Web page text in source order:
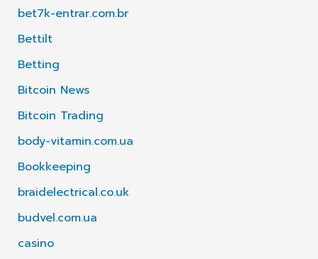
bet7k-entrar.com.br
Bettilt
Betting
Bitcoin News
Bitcoin Trading
body-vitamin.com.ua
Bookkeeping
braidelectrical.co.uk
budvel.com.ua
casino